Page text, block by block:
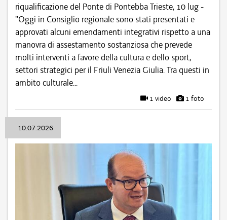
riqualificazione del Ponte di Pontebba Trieste, 10 lug -
"Oggi in Consiglio regionale sono stati presentati e
approvati alcuni emendamenti integrativi rispetto a una
manovra di assestamento sostanziosa che prevede
molti interventi a favore della cultura e dello sport,
settori strategici per il Friuli Venezia Giulia. Tra questi in
ambito culturale...
1 video 1 foto
10.07.2026